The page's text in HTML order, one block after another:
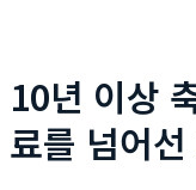
10년 이상
료를 넘어